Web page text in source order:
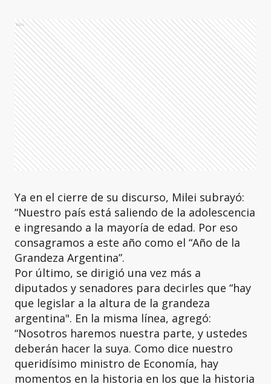
Ads
Ya en el cierre de su discurso, Milei subrayó:
“Nuestro país está saliendo de la adolescencia
e ingresando a la mayoría de edad. Por eso
consagramos a este año como el “Año de la
Grandeza Argentina”.
Por último, se dirigió una vez más a
diputados y senadores para decirles que “hay
que legislar a la altura de la grandeza
argentina". En la misma línea, agregó:
“Nosotros haremos nuestra parte, y ustedes
deberán hacer la suya. Como dice nuestro
queridísimo ministro de Economía, hay
momentos en la historia en los que la historia